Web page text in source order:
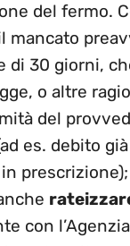
del fermo.
mancato
di 30 giorni,
o altre
del
es. debito
prescrizione);
con